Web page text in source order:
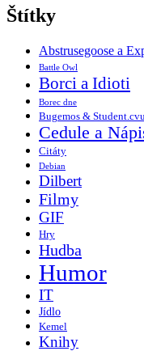
Štítky
Abstrusegoose a
Battle Owl
Borci a Idioti
Borec dne
Bugemos &
Cedule a
Citáty
Debian
Dilbert
Filmy
GIF
Hry
Hudba
Humor
IT
Jídlo
Kemel
Knihy